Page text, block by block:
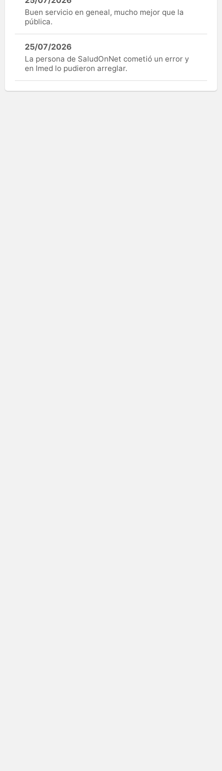
Buen servicio en geneal, mucho mejor que la
pública.
25/07/2026
La persona de SaludOnNet cometió un error y
en Imed lo pudieron arreglar.